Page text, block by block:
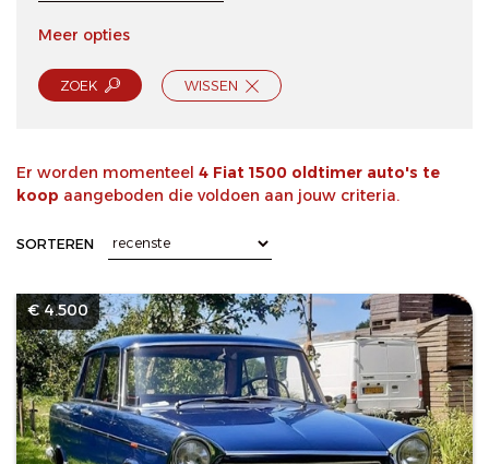
Meer opties
ZOEK WISSEN
Er worden momenteel 4 Fiat 1500 oldtimer auto's te
koop aangeboden die voldoen aan jouw criteria.
SORTEREN
€ 4.500